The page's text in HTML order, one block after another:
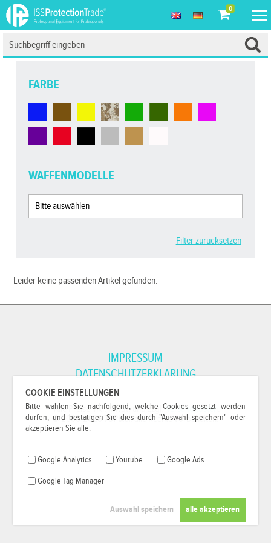
COOKIE EINSTELLUNGEN
Bitte wählen Sie nachfolgend, welche Cookies gesetzt werden
dürfen, und bestätigen Sie dies durch "Auswahl speichern" oder
akzeptieren Sie alle.
Google Analytics Youtube Google Ads
Google Tag Manager
0
FARBE
WAFFENMODELLE
Filter zurücksetzen
Leider keine passenden Artikel gefunden.
IMPRESSUM
DATENSCHUTZERKLÄRUNG
*Alle Preise inkl. MwSt. und zzgl.Versandkosten
© 2000-2026 79Pixel, alle Rechte vorbehalten.